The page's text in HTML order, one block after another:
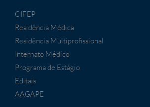
CIFEP
Residência Médica
Residência Multiprofissional
Internato Médico
Programa de Estágio
Editais
AAGAPE